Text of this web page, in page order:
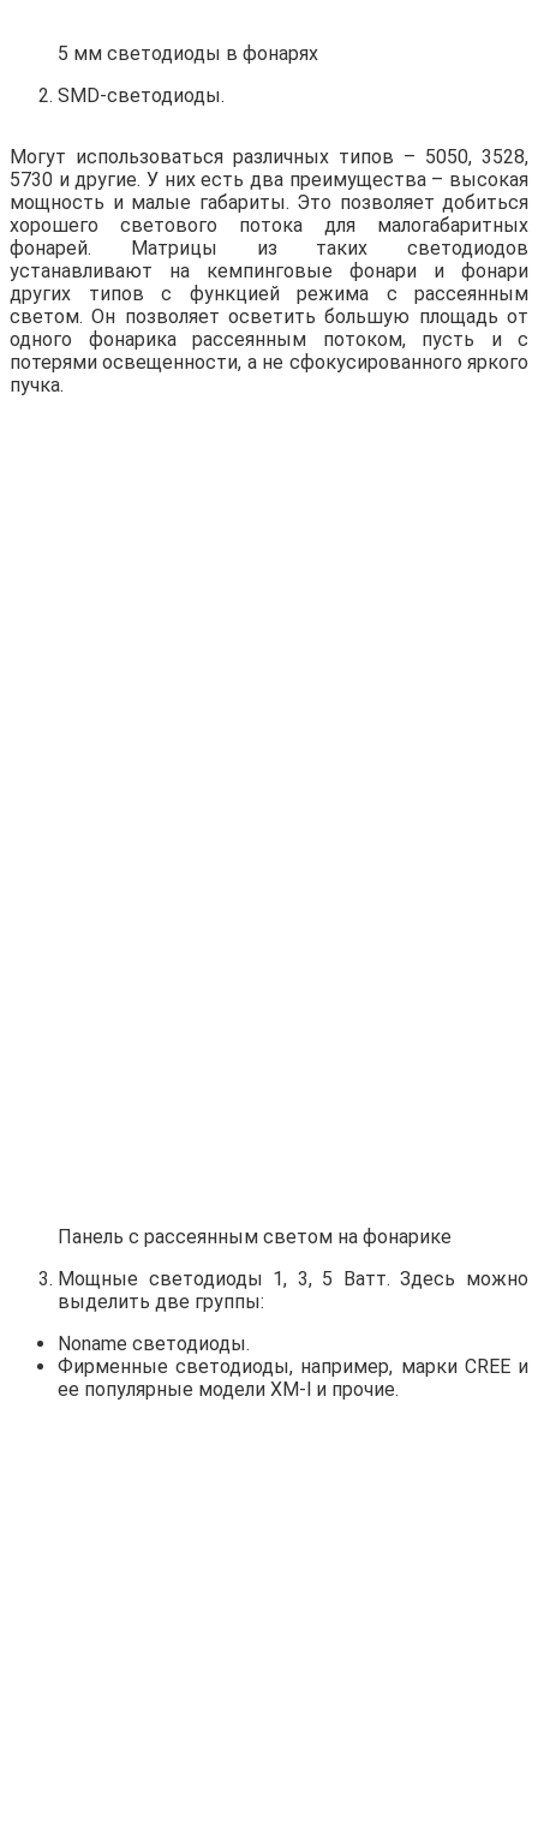
5 мм светодиоды в фонарях
SMD-светодиоды.
Могут использоваться различных типов – 5050, 3528,
5730 и другие. У них есть два преимущества – высокая
мощность и малые габариты. Это позволяет добиться
хорошего светового потока для малогабаритных
фонарей. Матрицы из таких светодиодов
устанавливают на кемпинговые фонари и фонари
других типов с функцией режима с рассеянным
светом. Он позволяет осветить большую площадь от
одного фонарика рассеянным потоком, пусть и с
потерями освещенности, а не сфокусированного яркого
пучка.
Панель с рассеянным светом на фонарике
Мощные светодиоды 1, 3, 5 Ватт. Здесь можно
выделить две группы:
Noname светодиоды.
Фирменные светодиоды, например, марки CREE и
ее популярные модели XM-l и прочие.